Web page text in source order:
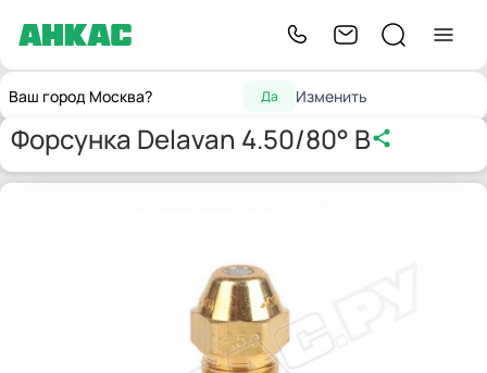
Ваш город Москва? Да Изменить
ГлавнаяЗапчасти для горелок ФорсункиФорсунка Delavan 4.50/80° B
Форсунка Delavan 4.50/80° B